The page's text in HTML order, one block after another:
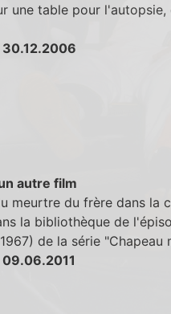
une table pour
autre film
meurtre du frère dans la
la bibliothèque de
de la série "Chapeau